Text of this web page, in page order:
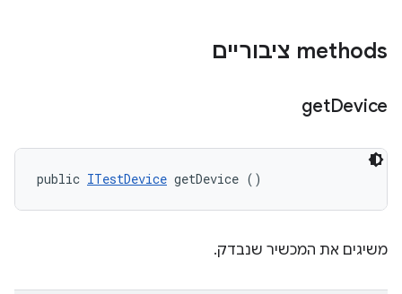
‫methods ציבוריים
getDevice
public ITestDevice getDevice ()
משיגים את המכשיר שנבדק.